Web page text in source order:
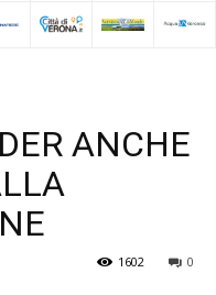
ANCHE
0
1602